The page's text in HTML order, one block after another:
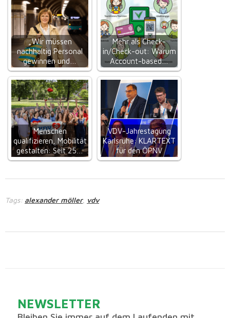
„Wir müssen
nachhaltig Personal
gewinnen und…
Mehr als Check-
in/Check-out: Warum
Account-based…
Menschen
qualifizieren, Mobilität
gestalten: Seit 25…
VDV-Jahrestagung
Karlsruhe: KLARTEXT
für den ÖPNV
Tags: alexander möller, vdv
NEWSLETTER